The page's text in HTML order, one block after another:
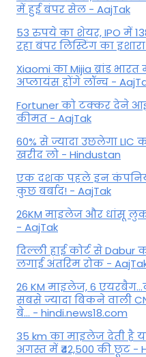
में हुई बंपर सेल - AajTak
53 रुपये का शेयर, IPO में
रहा बंपर लिस्टिंग का
Xiaomi का Mijia ब्रांड
अप्लायंस होंगे लॉन्च -
Fortuner को टक्कर देने
कीमत - AajTak
60% से ज्यादा उछलेगा LIC
खरीद लो - Hindustan
एक दशक पहले इन
कुछ बर्बाद! - AajTak
26KM माइलेज और धांसू
- AajTak
दिल्ली हाई कोर्ट से Dabur
लगाई अंतरिम रोक -
26 KM माइलेज, 6
सबसे ज्यादा बिकने वाली
बे... - hindi.news18.com
35 km का माइलेज देती है
अगस्त में ₹42,500 की छूट -